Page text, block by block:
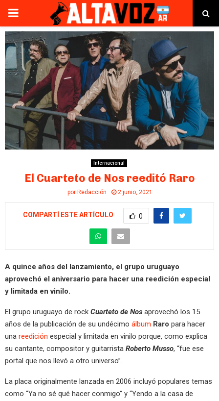
PRIMARY
MENU
Internacional
El Cuarteto de Nos reeditó Raro
por Redacción 2 junio, 2021
COMPARTÍ ESTE ARTÍCULO 0
A quince años del lanzamiento, el grupo uruguayo
aprovechó el aniversario para hacer una reedición especial
y limitada en vinilo.
El grupo uruguayo de rock Cuarteto de Nos aprovechó los 15
años de la publicación de su undécimo álbum Raro para hacer
una reedición especial y limitada en vinilo porque, como explica
su cantante, compositor y guitarrista Roberto Musso, “fue ese
portal que nos llevó a otro universo”.
La placa originalmente lanzada en 2006 incluyó populares temas
como “Ya no sé qué hacer conmigo” y “Yendo a la casa de